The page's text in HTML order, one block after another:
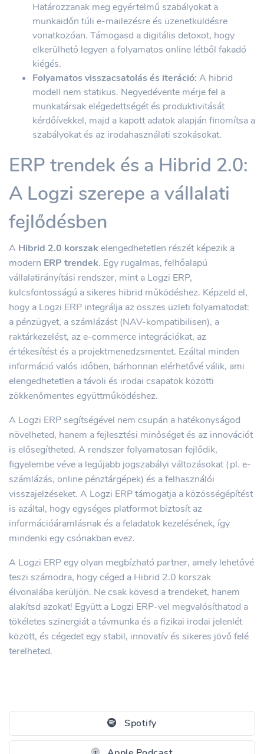
Határozzanak meg egyértelmű szabályokat a
munkaidőn túli e-mailezésre és üzenetküldésre
vonatkozóan. Támogasd a digitális detoxot, hogy
elkerülhető legyen a folyamatos online létből fakadó
kiégés.
Folyamatos visszacsatolás és iteráció: A hibrid
modell nem statikus. Negyedévente mérje fel a
munkatársak elégedettségét és produktivitását
kérdőívekkel, majd a kapott adatok alapján finomítsa a
szabályokat és az irodahasználati szokásokat.
ERP trendek és a Hibrid 2.0:
A Logzi szerepe a vállalati
fejlődésben
A Hibrid 2.0 korszak elengedhetetlen részét képezik a
modern ERP trendek. Egy rugalmas, felhőalapú
vállalatirányítási rendszer, mint a Logzi ERP,
kulcsfontosságú a sikeres hibrid működéshez. Képzeld el,
hogy a Logzi ERP integrálja az összes üzleti folyamatodat:
a pénzügyet, a számlázást (NAV-kompatibilisen), a
raktárkezelést, az e-commerce integrációkat, az
értékesítést és a projektmenedzsmentet. Ezáltal minden
információ valós időben, bárhonnan elérhetővé válik, ami
elengedhetetlen a távoli és irodai csapatok közötti
zökkenőmentes együttműködéshez.
A Logzi ERP segítségével nem csupán a hatékonyságod
növelheted, hanem a fejlesztési minőséget és az innovációt
is elősegítheted. A rendszer folyamatosan fejlődik,
figyelembe véve a legújabb jogszabályi változásokat (pl. e-
számlázás, online pénztárgépek) és a felhasználói
visszajelzéseket. A Logzi ERP támogatja a közösségépítést
is azáltal, hogy egységes platformot biztosít az
információáramlásnak és a feladatok kezelésének, így
mindenki egy csónakban evez.
A Logzi ERP egy olyan megbízható partner, amely lehetővé
teszi számodra, hogy céged a Hibrid 2.0 korszak
élvonalába kerüljön. Ne csak kövesd a trendeket, hanem
alakítsd azokat! Együtt a Logzi ERP-vel megvalósíthatod a
tökéletes szinergiát a távmunka és a fizikai irodai jelenlét
között, és cégedet egy stabil, innovatív és sikeres jövő felé
terelheted.
Spotify